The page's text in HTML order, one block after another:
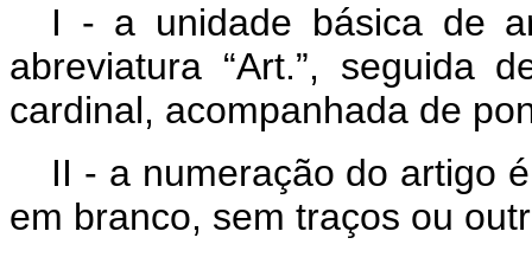
I - a unidade básica de
abreviatura “Art.”, seguida
cardinal, acompanhada de
II - a numeração do artigo
em branco, sem traços ou